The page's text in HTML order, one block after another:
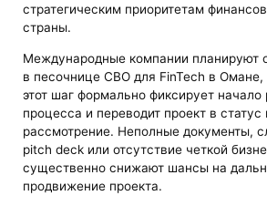
стратегическим приоритетам
страны.
Международные компании планируют
в песочнице CBO для FinTech в
этот шаг формально фиксирует начало
процесса и переводит проект в статус
рассмотрение. Неполные документы,
pitch deck или отсутствие четкой
существенно снижают шансы на
продвижение проекта.